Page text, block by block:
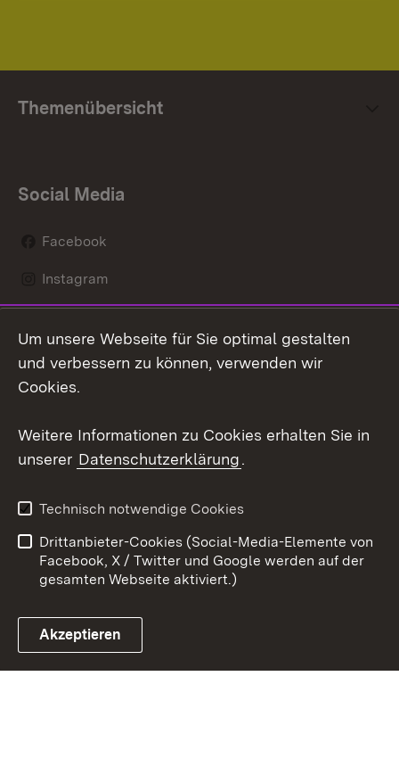
Themenübersicht
Social Media
Facebook
Instagram
Social Wall
Youtube
Link zum Landesportal
Kontakt
Datenschutz
Barrierefreiheit
Impressum Cookies
Um unsere Webseite für Sie optimal gestalten
und verbessern zu können, verwenden wir
Cookies.
Weitere Informationen zu Cookies erhalten Sie in
unserer Datenschutzerklärung.
Technisch notwendige Cookies
Drittanbieter-Cookies (Social-Media-Elemente von
Facebook, X / Twitter und Google werden auf der
gesamten Webseite aktiviert.)
Akzeptieren